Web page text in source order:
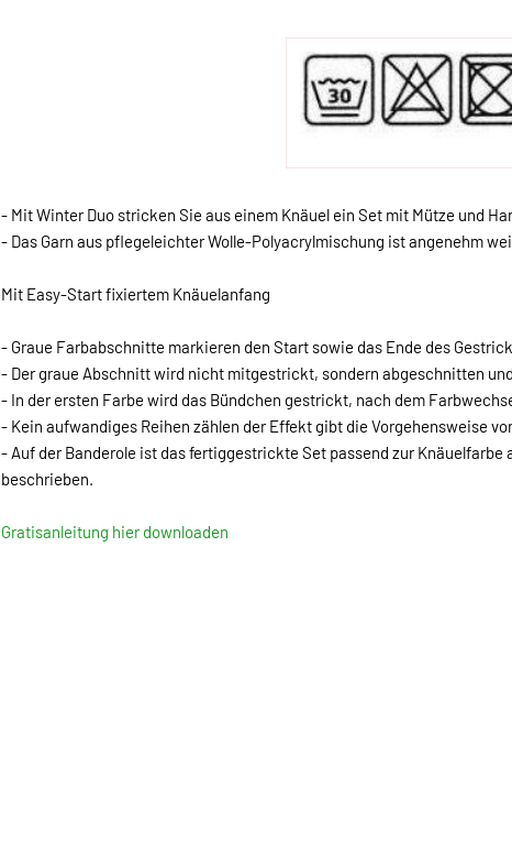
- Mit Winter Duo stricken Sie aus einem Knäuel ein Set mit Mütze und
- Das Garn aus pflegeleichter Wolle-Polyacrylmischung ist angenehm
Mit Easy-Start fixiertem Knäuelanfang
- Graue Farbabschnitte markieren den Start sowie das Ende des
- Der graue Abschnitt wird nicht mitgestrickt, sondern abgeschnitten
- In der ersten Farbe wird das Bündchen gestrickt, nach dem
- Kein aufwandiges Reihen zählen der Effekt gibt die Vorgehensweise
- Auf der Banderole ist das fertiggestrickte Set passend zur
beschrieben.
Gratisanleitung hier downloaden